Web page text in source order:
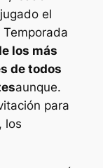
el
Temporada
los más
de todos
aunque.
para
los